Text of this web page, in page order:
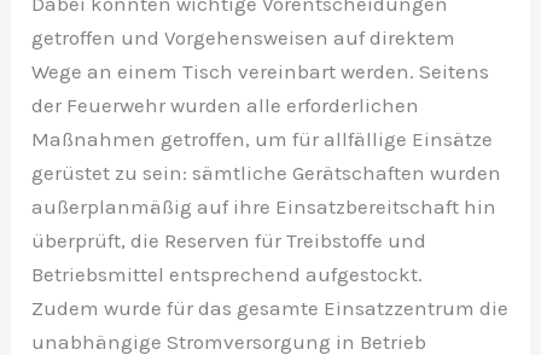
getroffen und Vorgehensweisen auf direktem
Wege an einem Tisch vereinbart werden. Seitens
der Feuerwehr wurden alle erforderlichen
Maßnahmen getroffen, um für allfällige Einsätze
gerüstet zu sein: sämtliche Gerätschaften wurden
außerplanmäßig auf ihre Einsatzbereitschaft hin
überprüft, die Reserven für Treibstoffe und
Betriebsmittel entsprechend aufgestockt.
Zudem wurde für das gesamte Einsatzzentrum die
unabhängige Stromversorgung in Betrieb